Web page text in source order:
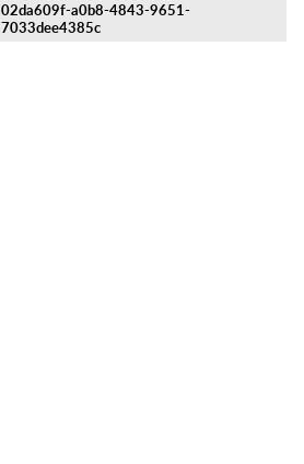
02da609f-a0b8-4843-9651-
7033dee4385c